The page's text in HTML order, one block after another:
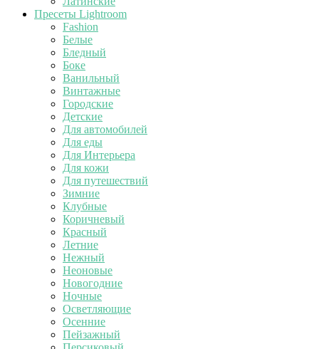
Пресеты Lightroom
Fashion
Белые
Бледный
Боке
Ванильный
Винтажные
Городские
Детские
Для автомобилей
Для еды
Для Интерьера
Для кожи
Для путешествий
Зимние
Клубные
Коричневый
Красный
Летние
Нежный
Неоновые
Новогодние
Ночные
Осветляющие
Осенние
Пейзажный